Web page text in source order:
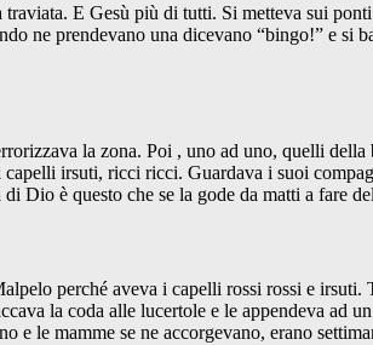
E Gesù più di tutti. Si metteva sui
ne prendevano una dicevano “bingo!” e
la zona. Poi , uno ad uno, quelli
irsuti, ricci ricci. Guardava i suoi
Dio è questo che se la gode da matti a fare
perché aveva i capelli rossi rossi e
la coda alle lucertole e le appendeva
e le mamme se ne accorgevano, erano